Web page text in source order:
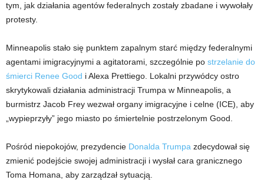
tym, jak działania agentów federalnych zostały zbadane i wywołały
protesty.
Minneapolis stało się punktem zapalnym starć między federalnymi
agentami imigracyjnymi a agitatorami, szczególnie po strzelanie do
śmierci Renee Good i Alexa Prettiego. Lokalni przywódcy ostro
skrytykowali działania administracji Trumpa w Minneapolis, a
burmistrz Jacob Frey wezwał organy imigracyjne i celne (ICE), aby
„wypieprzyły” jego miasto po śmiertelnie postrzelonym Good.
Pośród niepokojów, prezydencie Donalda Trumpa zdecydował się
zmienić podejście swojej administracji i wysłał cara granicznego
Toma Homana, aby zarządzał sytuacją.